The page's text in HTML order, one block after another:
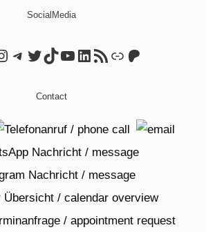
SocialMedia
Telegram
Twitter
TikTok
YouTube
LinkedIn
RSS Feed
LinkPatreon
Contact